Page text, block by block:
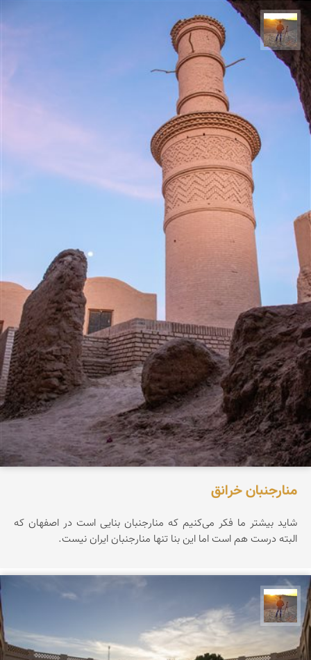
مهدی مخلصیان
منارجنبان خرانق
شاید بیشتر ما فکر می‌کنیم که منارجنبان بنایی است در اصفهان که
البته درست هم است اما این بنا تنها منارجنبان ایران نیست.
مهدی مخلصیان